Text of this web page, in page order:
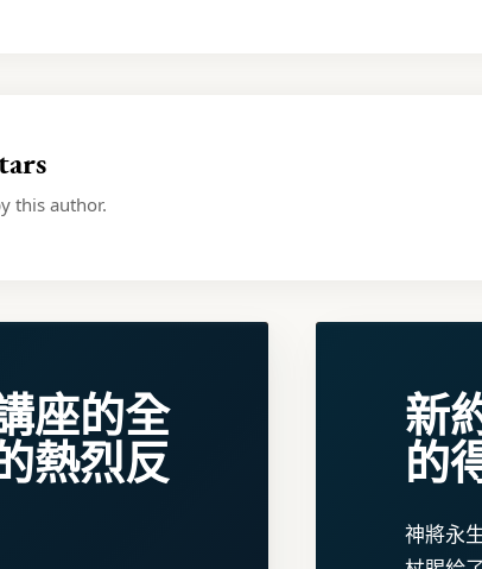
this author.
座的全
熱烈反
新
的
神將永